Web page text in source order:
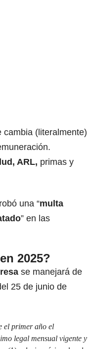
cambia (literalmente)
ARL, primas y
una “multa
” en las
2025?
se manejará de
25 de junio de
el primer año el
legal mensual vigente y